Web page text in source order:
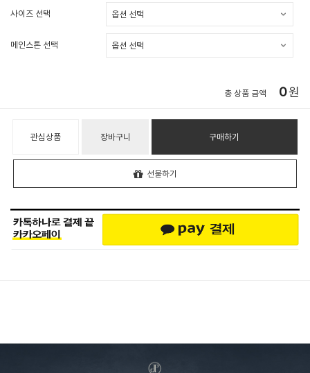
사이즈 선택
메인스톤 선택
총 상품 금액 0원
관심상품 장바구니 구매하기
선물하기